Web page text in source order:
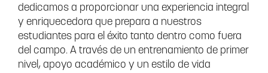
dedicamos a proporcionar una experiencia integral
y enriquecedora que prepara a nuestros
estudiantes para el éxito tanto dentro como fuera
del campo. A través de un entrenamiento de primer
nivel, apoyo académico y un estilo de vida